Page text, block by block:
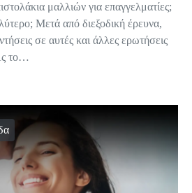
μαλλιών για επαγγελματίες;
Μετά από διεξοδική έρευνα,
σε αυτές και άλλες ερωτήσεις
το…